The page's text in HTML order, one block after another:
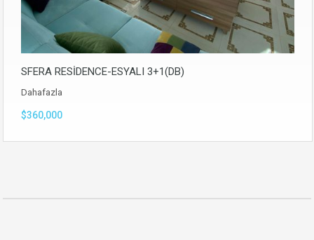
SFERA RESİDENCE-ESYALI 3+1(DB)
Dahafazla
$360,000